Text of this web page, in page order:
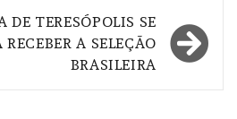
DE TERESÓPOLIS SE
A SELEÇÃO
BRASILEIRA